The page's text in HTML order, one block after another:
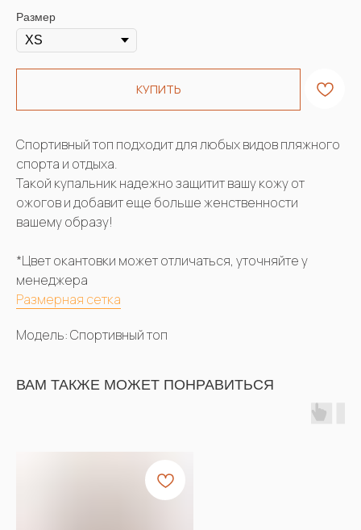
Размер
КУПИТЬ
Спортивный топ подходит для любых видов пляжного
спорта и отдыха.
Такой купальник надежно защитит вашу кожу от
ожогов и добавит еще больше женственности
вашему образу!
*Цвет окантовки может отличаться, уточняйте у
менеджера
Размерная сетка
Модель: Спортивный топ
ВАМ ТАКЖЕ МОЖЕТ ПОНРАВИТЬСЯ